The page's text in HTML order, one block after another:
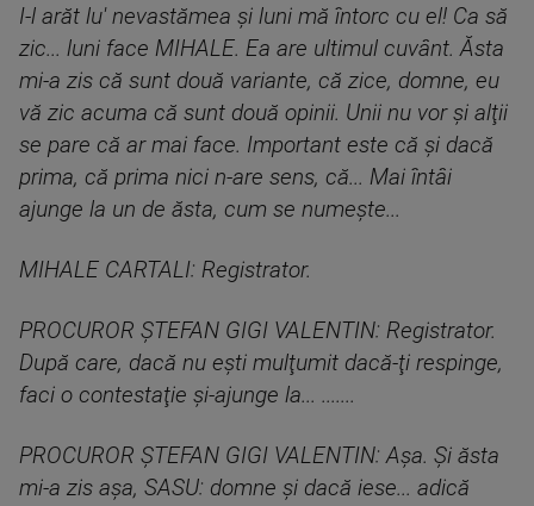
I-l arăt lu' nevastămea şi luni mă întorc cu el! Ca să
zic... luni face MIHALE. Ea are ultimul cuvânt. Ăsta
mi-a zis că sunt două variante, că zice, domne, eu
vă zic acuma că sunt două opinii. Unii nu vor şi alţii
se pare că ar mai face. Important este că şi dacă
prima, că prima nici n-are sens, că... Mai întâi
ajunge la un de ăsta, cum se numeşte...
MIHALE CARTALI: Registrator.
PROCUROR ȘTEFAN GIGI VALENTIN: Registrator.
După care, dacă nu eşti mulţumit dacă-ţi respinge,
faci o contestaţie şi-ajunge la... .......
PROCUROR ȘTEFAN GIGI VALENTIN: Aşa. Şi ăsta
mi-a zis aşa, SASU: domne şi dacă iese... adică